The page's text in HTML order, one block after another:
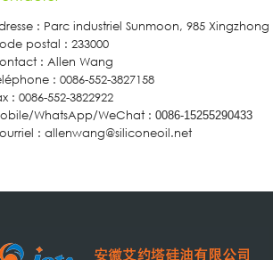
: Parc industriel Sunmoon, 985
postal : 233000
: Allen Wang
: 0086-552-3827158
: 0086-552-3822922
WhatsApp/WeChat : 0086-15255290433
: allenwang@siliconeoil.net